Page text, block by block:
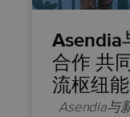
Asendia
合作 共
流枢纽
Asendia与